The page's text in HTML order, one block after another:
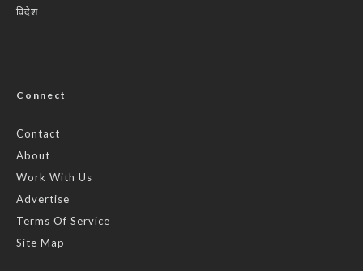
विदेश
Connect
Contact
About
Work With Us
Advertise
Terms Of Service
Site Map